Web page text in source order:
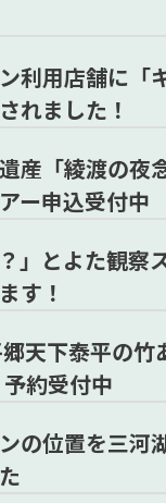
利用店舗に「
れました！
産「綾渡の夜
ー申込受付中
」とよた観察
す！
天下泰平の竹
約受付中
の位置を三河